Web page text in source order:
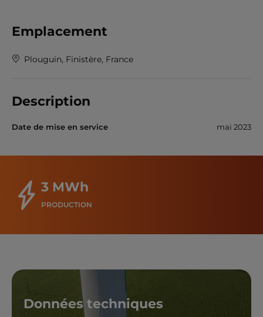
Emplacement
Plouguin, Finistère, France
Description
Date de mise en service mai 2023
3 MWh
PRODUCTION
Données techniques